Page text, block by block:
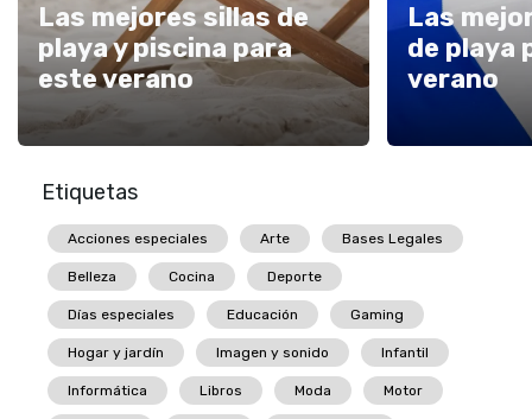
Las mejores sillas de
playa y piscina para
este verano
Las
de playa
verano
Etiquetas
Acciones especiales Arte Bases Legales
Belleza Cocina Deporte
Días especiales Educación Gaming
Hogar y jardín Imagen y sonido Infantil
Informática Libros Moda Motor